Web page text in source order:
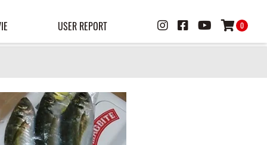
USER REPORT 0